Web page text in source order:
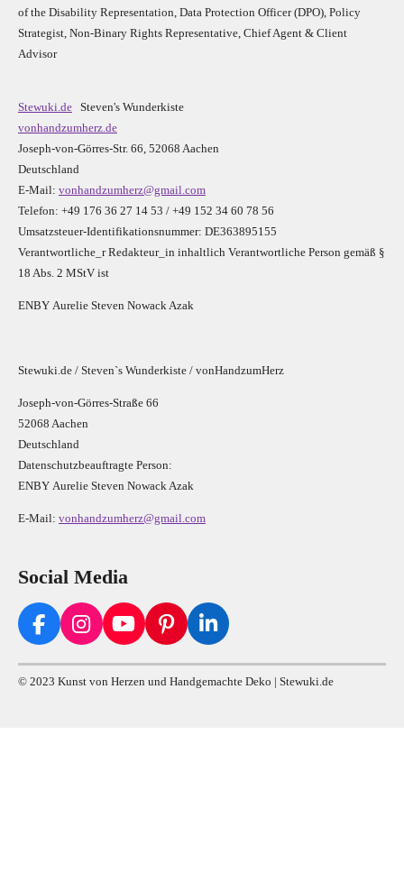
of the Disability Representation, Data Protection Officer (DPO), Policy
Strategist, Non-Binary Rights Representative, Chief Agent & Client
Advisor
Stewuki.de Steven's Wunderkiste
vonhandzumherz.de
Joseph-von-Görres-Str. 66, 52068 Aachen
Deutschland
E-Mail: vonhandzumherz@gmail.com
Telefon: +49 176 36 27 14 53 / +49 152 34 60 78 56
Umsatzsteuer-Identifikationsnummer: DE363895155
Verantwortliche_r Redakteur_in inhaltlich Verantwortliche Person gemäß §
18 Abs. 2 MStV ist
ENBY Aurelie Steven Nowack Azak
Stewuki.de / Steven`s Wunderkiste / vonHandzumHerz
Joseph-von-Görres-Straße 66
52068 Aachen
Deutschland
Datenschutzbeauftragte Person:
ENBY Aurelie Steven Nowack Azak
E-Mail: vonhandzumherz@gmail.com
Social Media
F
c
e
I
s
t
Y
u
T
P
n
t
L
n
k
© 2023 Kunst von Herzen und Handgemachte Deko | Stewuki.de